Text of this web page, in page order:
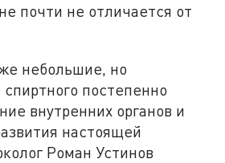
почти не отличается от
небольшие, но
постепенно
внутренних органов и
настоящей
Роман Устинов